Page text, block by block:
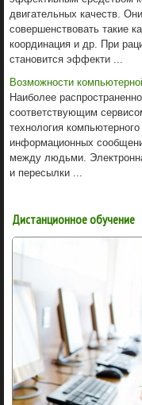
двигательных качеств.
совершенствовать такие
координация и др. При
становится эффекти ...
Возможности
Наиболее
соответствующим
технология
информационных
между людьми.
и пересылки ...
Дистанционное обучение